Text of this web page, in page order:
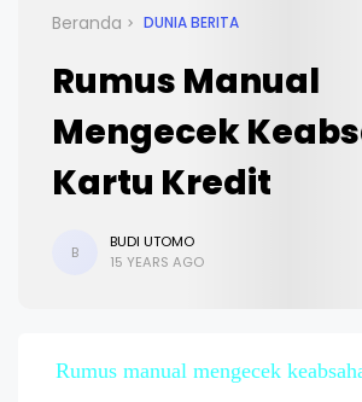
Beranda DUNIA BERITA
Rumus Manual
Mengecek
Kartu Kredit
B
BUDI UTOMO
15 YEARS AGO
Rumus manual mengecek